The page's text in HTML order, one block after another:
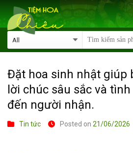
Skip
to
content
Đặt hoa sinh nhật giúp
lời chúc sâu sắc và
đến người nhận.
Tin tức Posted on 21/06/2026